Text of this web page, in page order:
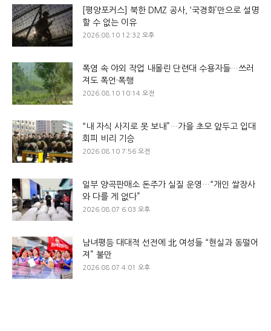
[평양포커스] 북한 DMZ 공사, ‘국경화’만으로 설명
할 수 없는 이유
2026.08.10 12:32 오후
폭염 속 야외 작업 내몰린 단련대 수용자들…쓰러
져도 폭언·폭행
2026.08.10 10:14 오전
“내 자식 사지로 못 보내”…가을 초모 앞두고 입대
회피 비리 기승
2026.08.10 7:56 오전
일부 양곡판매소 돈주가 실질 운영…“개인 쌀장사
와 다를 게 없다”
2026.08.07 6:03 오후
남녀평등 대대적 선전에 北 여성들 “현실과 동떨어
져” 불만
2026.08.07 4:01 오후